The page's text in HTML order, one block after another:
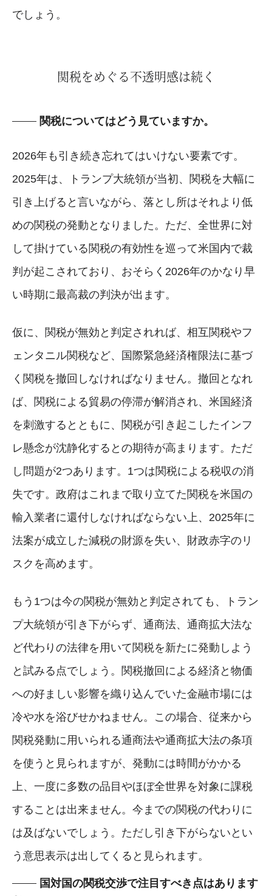
でしょう。
関税をめぐる不透明感は続く
関税についてはどう見ていますか。
2026年も引き続き忘れてはいけない要素です。
2025年は、トランプ大統領が当初、関税を大幅に
引き上げると言いながら、落とし所はそれより低
めの関税の発動となりました。ただ、全世界に対
して掛けている関税の有効性を巡って米国内で裁
判が起こされており、おそらく2026年のかなり早
い時期に最高裁の判決が出ます。
仮に、関税が無効と判定されれば、相互関税やフ
ェンタニル関税など、国際緊急経済権限法に基づ
く関税を撤回しなければなりません。撤回となれ
ば、関税による貿易の停滞が解消され、米国経済
を刺激するとともに、関税が引き起こしたインフ
レ懸念が沈静化するとの期待が高まります。ただ
し問題が2つあります。1つは関税による税収の消
失です。政府はこれまで取り立てた関税を米国の
輸入業者に還付しなければならない上、2025年に
法案が成立した減税の財源を失い、財政赤字のリ
スクを高めます。
もう1つは今の関税が無効と判定されても、トラン
プ大統領が引き下がらず、通商法、通商拡大法な
ど代わりの法律を用いて関税を新たに発動しよう
と試みる点でしょう。関税撤回による経済と物価
への好ましい影響を織り込んでいた金融市場には
冷や水を浴びせかねません。この場合、従来から
関税発動に用いられる通商法や通商拡大法の条項
を使うと見られますが、発動には時間がかかる
上、一度に多数の品目やほぼ全世界を対象に課税
することは出来ません。今までの関税の代わりに
は及ばないでしょう。ただし引き下がらないとい
う意思表示は出してくると見られます。
国対国の関税交渉で注目すべき点はあります